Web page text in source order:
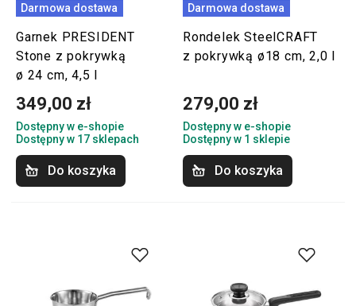
Darmowa dostawa
Garnek PRESIDENT
Stone z pokrywką
ø 24 cm, 4,5 l
349,00 zł
Dostępny w e-shopie
Dostępny w 17 sklepach
Do koszyka
Darmowa dostawa
Rondelek SteelCRAFT
z pokrywką ø18 cm, 2,0 l
279,00 zł
Dostępny w e-shopie
Dostępny w 1 sklepie
Do koszyka